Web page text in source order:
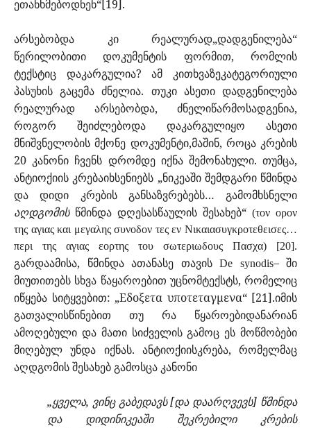
ეთანხმებოდნენ“[19].
არსებობდა კი რეალურად„დადგენილება“
წერილობითი დოკუმენტის ფორმით, რომლის
ტექსტიც დაკარგულია? ამ კითხვაზეკატეგორიული
პასუხის გაცემა ძნელია. თუკი ასეთი დადგენილება
რეალურად არსებობდა, ძნელიწარმოსადგენია,
როგორ შეიძლებოდა დაკარგულიყო ასეთი
მნიშვნელობის მქონე დოკუმენტი,მაშინ, როცა კრების
20 კანონი ჩვენს დრომდე იქნა შემონახული. თუმცა,
ანტიოქიის კრებაიხსენიებს „ნიკეაში შემდგარი წმინდა
და დიდი კრების განსაზვრებებს… გამომხსნელი
აღდგომის წმინდა დღესასწაულის შესახებ“ (τον ορον
της αγιας και μεγαλης συνοδον τες εν Νικαιασυγκροτεθεισες…
περι της αγιας εορτης του σωτεριωδους Πασχα) [20].
გარდაამისა, წმინდა ათანასე თავის De synodis– ში
მიუთითებს სხვა წაყაროებით უცნომტექსტს, რომელიც
იწყება სიტყვებით: „Εδοξετα υποτεταγμενα“[21].იმის
გათვალისწინებით თუ რა წყაროებიდანარიან
ამოღებული და მათი სიძველის გამოც ეს მოწმობები
მიღებულ უნდა იქნას. ანტიოქიისკრება, რომელმაც
აღდგომის შესახებ გამოსცა კანონი
„ყველა, ვინც გაბედავს [და დაარღვევს] წმინდა
და დიდინიკეაში შეკრებილი კრების